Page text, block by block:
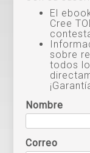
El
Cree
sobre
todos
Nombre
Correo